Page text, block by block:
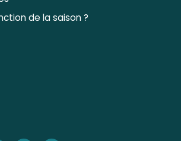
de la saison ?